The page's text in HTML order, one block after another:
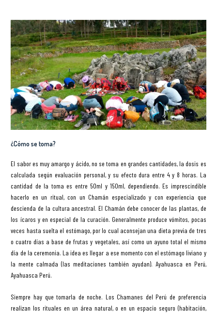
¿Cómo se toma?
El sabor es muy amargo y ácido, no se toma en grandes cantidades, la dosis es
calculada según evaluación personal, y su efecto dura entre 4 y 8 horas. La
cantidad de la toma es entre 50ml y 150ml, dependiendo. Es imprescindible
hacerlo en un ritual, con un Chamán especializado y con experiencia que
descienda de la cultura ancestral. El Chamán debe conocer de las plantas, de
los ícaros y en especial de la curación. Generalmente produce vómitos, pocas
veces hasta suelta el estómago, por lo cual aconsejan una dieta previa de tres
o cuatro días a base de frutas y vegetales, así como un ayuno total el mismo
día de la ceremonia. La idea es llegar a ese momento con el estómago liviano y
la mente calmada (las meditaciones también ayudan). Ayahuasca en Perú,
Ayahuasca Perú.
Siempre hay que tomarla de noche. Los Chamanes del Perú de preferencia
realizan los rituales en un área natural, o en un espacio seguro (habitación,